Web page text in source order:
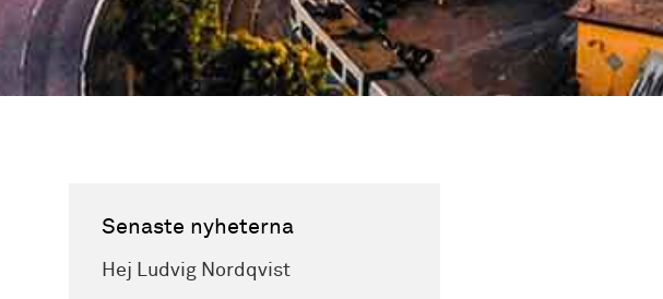
Senaste nyheterna
Hej Ludvig Nordqvist